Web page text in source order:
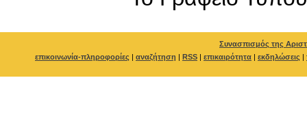
Συνασπισμός της
επικοινωνία-πληροφορίες | αναζήτηση | RSS | επικαιρότητα | εκδηλώσεις |